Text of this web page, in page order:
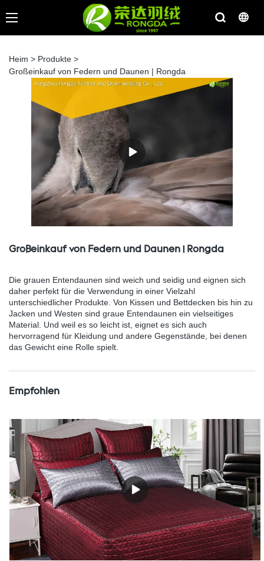
Heim > Produkte >
Großeinkauf von Federn und Daunen | Rongda
Großeinkauf von Federn und Daunen | Rongda
Die grauen Entendaunen sind weich und seidig und eignen sich
daher perfekt für die Verwendung in einer Vielzahl
unterschiedlicher Produkte. Von Kissen und Bettdecken bis hin zu
Jacken und Westen sind graue Entendaunen ein vielseitiges
Material. Und weil es so leicht ist, eignet es sich auch
hervorragend für Kleidung und andere Gegenstände, bei denen
das Gewicht eine Rolle spielt.
Empfohlen